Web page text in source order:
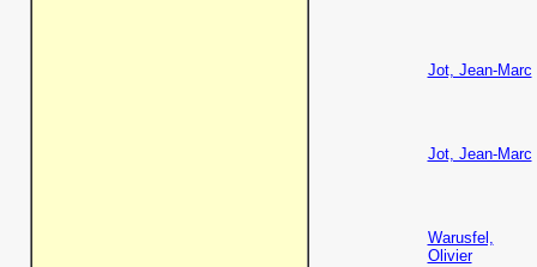
Jot, Jean-Marc
Jot, Jean-Marc
Warusfel,
Olivier